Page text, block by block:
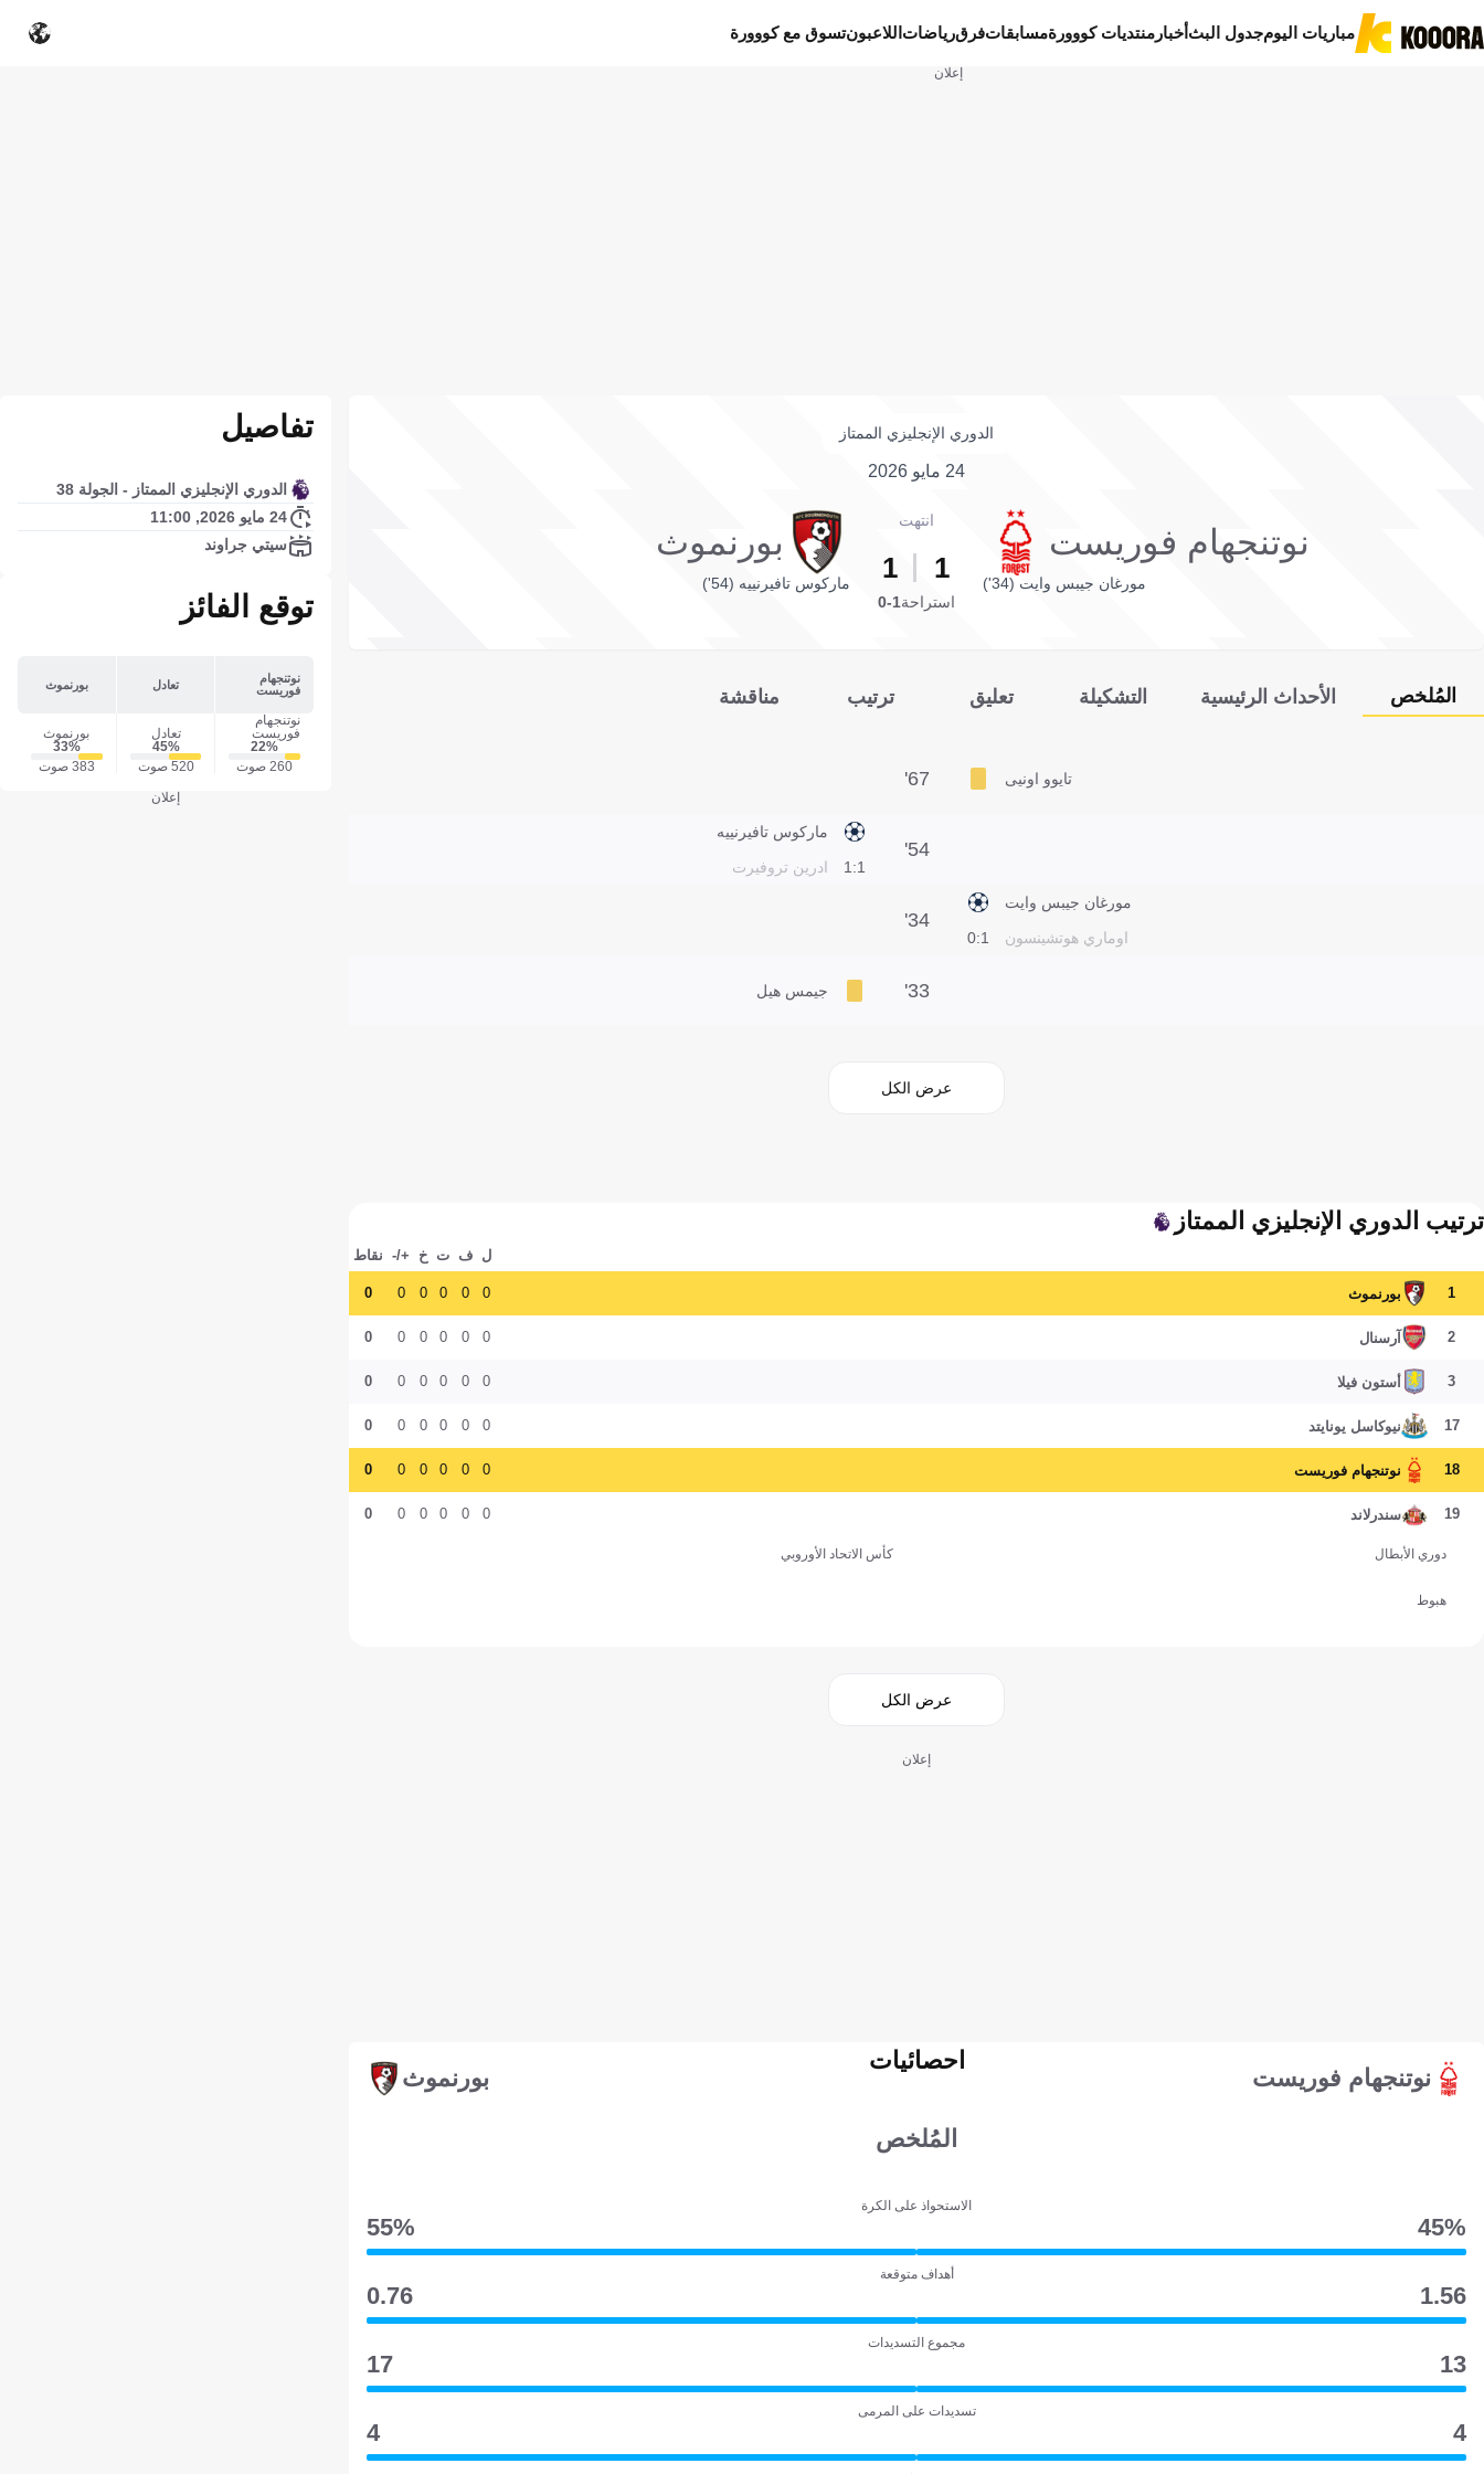
مباريات اليومجدول البثأخبار منتديات كووورةمسابقاتفرقرياضات اللاعبونتسوق مع كووورة
إعلان
الدوري الإنجليزي الممتاز
24 مايو 2026
نوتنجهام فوريست
مورغان جيبس وايت (34')
انتهت
1
1
بورنموث
ماركوس تافيرنييه (54')
استراحة1-0
المُلخص الأحداث الرئيسية التشكيلة تعليق ترتيب مناقشة
تايوو اونيى 67'
1:1
ماركوس تافيرنييه
ادرين تروفيرت
54'
1:0
مورغان جيبس وايت
اوماري هوتشينسون
34'
جيمس هيل 33'
عرض الكل
ترتيب الدوري الإنجليزي الممتاز
ل ف ت خ +/- نقاط
1 بورنموث 0
0
0
0
0
0
2 آرسنال 0
0
0
0
0
0
3 أستون فيلا 0
0
0
0
0
0
17 نيوكاسل يونايتد 0
0
0
0
0
0
18 نوتنجهام فوريست 0
0
0
0
0
0
19 سندرلاند 0
0
0
0
0
0
دوري الأبطال كأس الاتحاد الأوروبي
هبوط
عرض الكل
إعلان
نوتنجهام فوريست
احصائيات
بورنموث
المُلخص
الاستحواذ على الكرة
45‎%‎
55‎%‎
أهداف متوقعة
1.56
0.76
مجموع التسديدات
13
17
تسديدات على المرمى
4
4
تفاصيل
الدوري الإنجليزي الممتاز - الجولة 38
24 مايو 2026, 11:00
سيتي جراوند
توقع الفائز
نوتنجهام
فوريست
تعادل بورنموث
نوتنجهام
فوريست
22‎%‎
260 صوت
تعادل
45‎%‎
520 صوت
بورنموث
33‎%‎
383 صوت
إعلان